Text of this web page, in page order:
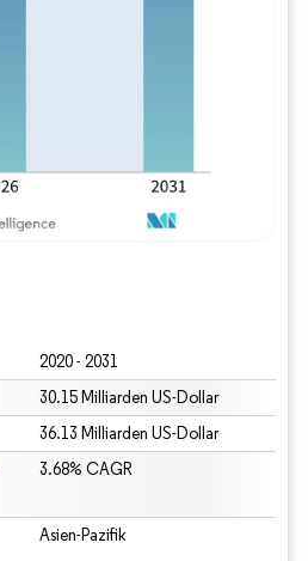
2020 - 2031
30.15 Milliarden US-Dollar
36.13 Milliarden US-Dollar
3.68% CAGR
Asien-Pazifik